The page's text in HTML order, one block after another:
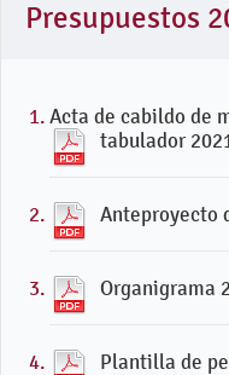
Presupuestos
Acta de cabildo de
tabulador
Anteproyecto
Organigrama
Plantilla de